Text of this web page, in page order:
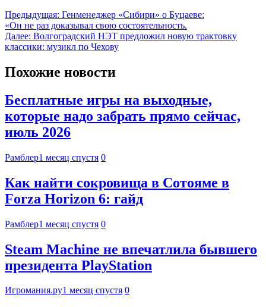
Предыдущая: Генменеджер «Сибири» о Буцаеве:
«Он не раз доказывал свою состоятельность.
Далее: Волгоградский НЭТ предложил новую трактовку
классики: музикл по Чехову
Похожие новости
Бесплатные игры на выходные,
которые надо забрать прямо сейчас,
июль 2026
Рамблер1 месяц спустя 0
Как найти сокровища в Сотояме в
Forza Horizon 6: гайд
Рамблер1 месяц спустя 0
Steam Machine не впечатлила бывшего
президента PlayStation
Игромания.ру1 месяц спустя 0